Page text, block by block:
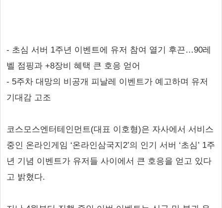
- 초심 서버 1주년 이벤트에 유저 참여 열기 후끈…90레
벨 점핑과 +8장비 혜택 큰 호응 얻어
- 5주차 대망의 비공개 피날레 이벤트가 예고하며 유저
기대감 고조
코스모스엔터테인먼트(대표 이호형)은 자사에서 서비스
중인 온라인게임 ‘온라인삼국지2’의 인기 서버 ‘초심’ 1주
년 기념 이벤트가 유저들 사이에서 큰 호응을 얻고 있다
고 밝혔다.